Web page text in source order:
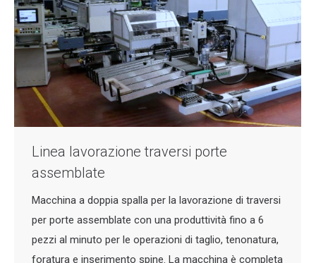
Linea lavorazione traversi porte
assemblate
Macchina a doppia spalla per la lavorazione di traversi
per porte assemblate con una produttività fino a 6
pezzi al minuto per le operazioni di taglio, tenonatura,
foratura e inserimento spine. La macchina è completa